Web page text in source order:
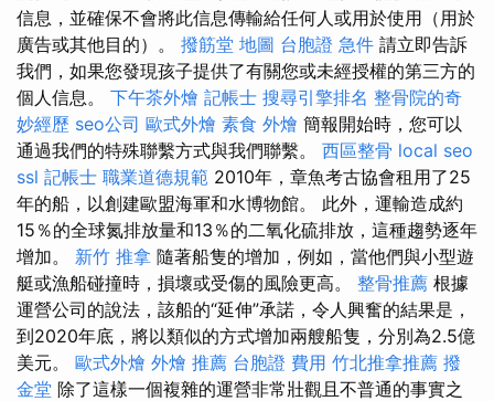
信息，並確保不會將此信息傳輸給任何人或用於使用（用於
廣告或其他目的）。 撥筋堂 地圖 台胞證 急件 請立即告訴
我們，如果您發現孩子提供了有關您或未經授權的第三方的
個人信息。 下午茶外燴 記帳士 搜尋引擎排名 整骨院的奇
妙經歷 seo公司 歐式外燴 素食 外燴 簡報開始時，您可以
通過我們的特殊聯繫方式與我們聯繫。 西區整骨 local seo
ssl 記帳士 職業道德規範 2010年，章魚考古協會租用了25
年的船，以創建歐盟海軍和水博物館。 此外，運輸造成約
15％的全球氮排放量和13％的二氧化硫排放，這種趨勢逐年
增加。 新竹 推拿 隨著船隻的增加，例如，當他們與小型遊
艇或漁船碰撞時，損壞或受傷的風險更高。 整骨推薦 根據
運營公司的說法，該船的“延伸”承諾，令人興奮的結果是，
到2020年底，將以類似的方式增加兩艘船隻，分別為2.5億
美元。 歐式外燴 外燴 推薦 台胞證 費用 竹北推拿推薦 撥
金堂 除了這樣一個複雜的運營非常壯觀且不普通的事實之